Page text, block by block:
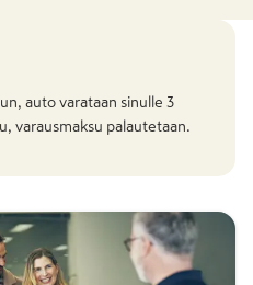
auto varataan sinulle 3
varausmaksu palautetaan.